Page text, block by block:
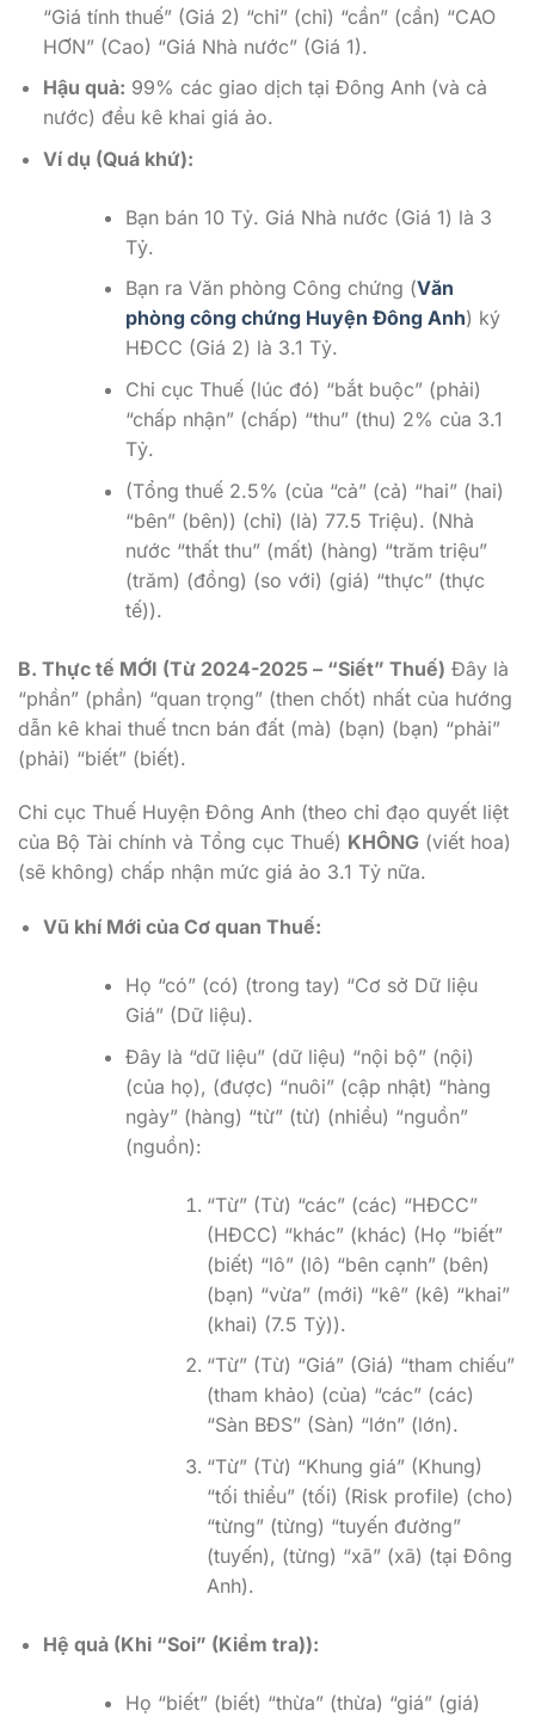
“Giá tính thuế” (Giá 2) “chỉ” (chỉ) “cần” (cần) “CAO
HƠN” (Cao) “Giá Nhà nước” (Giá 1).
Hậu quả: 99% các giao dịch tại Đông Anh (và cả
nước) đều kê khai giá ảo.
Ví dụ (Quá khứ):
Bạn bán 10 Tỷ. Giá Nhà nước (Giá 1) là 3
Tỷ.
Bạn ra Văn phòng Công chứng (Văn
phòng công chứng Huyện Đông Anh) ký
HĐCC (Giá 2) là 3.1 Tỷ.
Chi cục Thuế (lúc đó) “bắt buộc” (phải)
“chấp nhận” (chấp) “thu” (thu) 2% của 3.1
Tỷ.
(Tổng thuế 2.5% (của “cả” (cả) “hai” (hai)
“bên” (bên)) (chỉ) (là) 77.5 Triệu). (Nhà
nước “thất thu” (mất) (hàng) “trăm triệu”
(trăm) (đồng) (so với) (giá) “thực” (thực
tế)).
B. Thực tế MỚI (Từ 2024-2025 – “Siết” Thuế) Đây là
“phần” (phần) “quan trọng” (then chốt) nhất của hướng
dẫn kê khai thuế tncn bán đất (mà) (bạn) (bạn) “phải”
(phải) “biết” (biết).
Chi cục Thuế Huyện Đông Anh (theo chỉ đạo quyết liệt
của Bộ Tài chính và Tổng cục Thuế) KHÔNG (viết hoa)
(sẽ không) chấp nhận mức giá ảo 3.1 Tỷ nữa.
Vũ khí Mới của Cơ quan Thuế:
Họ “có” (có) (trong tay) “Cơ sở Dữ liệu
Giá” (Dữ liệu).
Đây là “dữ liệu” (dữ liệu) “nội bộ” (nội)
(của họ), (được) “nuôi” (cập nhật) “hàng
ngày” (hàng) “từ” (từ) (nhiều) “nguồn”
(nguồn):
“Từ” (Từ) “các” (các) “HĐCC”
(HĐCC) “khác” (khác) (Họ “biết”
(biết) “lô” (lô) “bên cạnh” (bên)
(bạn) “vừa” (mới) “kê” (kê) “khai”
(khai) (7.5 Tỷ)).
“Từ” (Từ) “Giá” (Giá) “tham chiếu”
(tham khảo) (của) “các” (các)
“Sàn BĐS” (Sàn) “lớn” (lớn).
“Từ” (Từ) “Khung giá” (Khung)
“tối thiểu” (tối) (Risk profile) (cho)
“từng” (từng) “tuyến đường”
(tuyến), (từng) “xã” (xã) (tại Đông
Anh).
Hệ quả (Khi “Soi” (Kiểm tra)):
Họ “biết” (biết) “thừa” (thừa) “giá” (giá)